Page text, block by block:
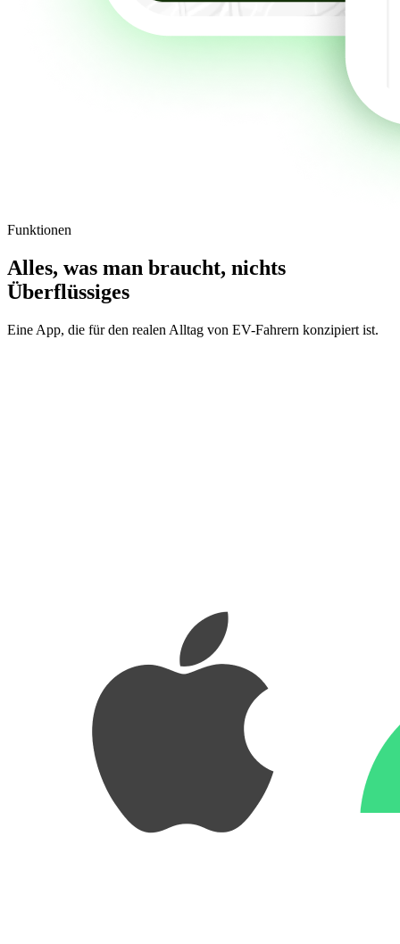
Funktionen
Alles, was man braucht, nichts
Überflüssiges
Eine App, die für den realen Alltag von EV-Fahrern konzipiert ist.